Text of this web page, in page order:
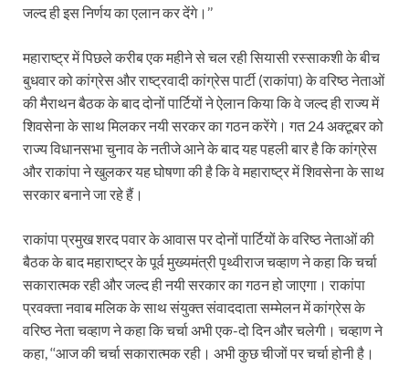
जल्द ही इस निर्णय का एलान कर देंगे।’’
महाराष्ट्र में पिछले करीब एक महीने से चल रही सियासी रस्साकशी के बीच
बुधवार को कांग्रेस और राष्ट्रवादी कांग्रेस पार्टी (राकांपा) के वरिष्ठ नेताओं
की मैराथन बैठक के बाद दोनों पार्टियों ने ऐलान किया कि वे जल्द ही राज्य में
शिवसेना के साथ मिलकर नयी सरकर का गठन करेंगे। गत 24 अक्टूबर को
राज्य विधानसभा चुनाव के नतीजे आने के बाद यह पहली बार है कि कांग्रेस
और राकांपा ने खुलकर यह घोषणा की है कि वे महाराष्ट्र में शिवसेना के साथ
सरकार बनाने जा रहे हैं।
राकांपा प्रमुख शरद पवार के आवास पर दोनों पार्टियों के वरिष्ठ नेताओं की
बैठक के बाद महाराष्ट्र के पूर्व मुख्यमंत्री पृथ्वीराज चव्हाण ने कहा कि चर्चा
सकारात्मक रही और जल्द ही नयी सरकार का गठन हो जाएगा। राकांपा
प्रवक्ता नवाब मलिक के साथ संयुक्त संवाददाता सम्मेलन में कांग्रेस के
वरिष्ठ नेता चव्हाण ने कहा कि चर्चा अभी एक-दो दिन और चलेगी। चव्हाण ने
कहा, ‘‘आज की चर्चा सकारात्मक रही। अभी कुछ चीजों पर चर्चा होनी है।